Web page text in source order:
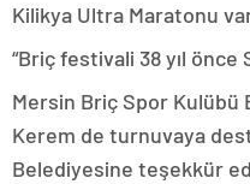
Kilikya Ultra Maratonu
“Briç festivali 38 yıl önce
Mersin Briç Spor Kulübü
Kerem de turnuvaya
Belediyesine teşekkür